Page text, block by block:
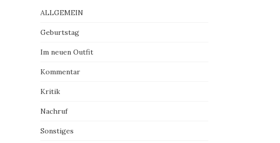
ALLGEMEIN
Geburtstag
Im neuen Outfit
Kommentar
Kritik
Nachruf
Sonstiges